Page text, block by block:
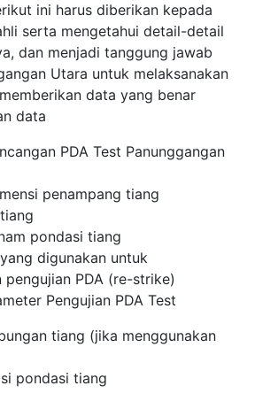
ini harus diberikan kepada
serta mengetahui detail-detail
dan menjadi tanggung jawab
Utara untuk melaksanakan
data yang benar
data
PDA Test Panunggangan
penampang tiang
pondasi tiang
digunakan untuk
pengujian PDA (re-strike)
Pengujian PDA Test
tiang (jika menggunakan
pondasi tiang